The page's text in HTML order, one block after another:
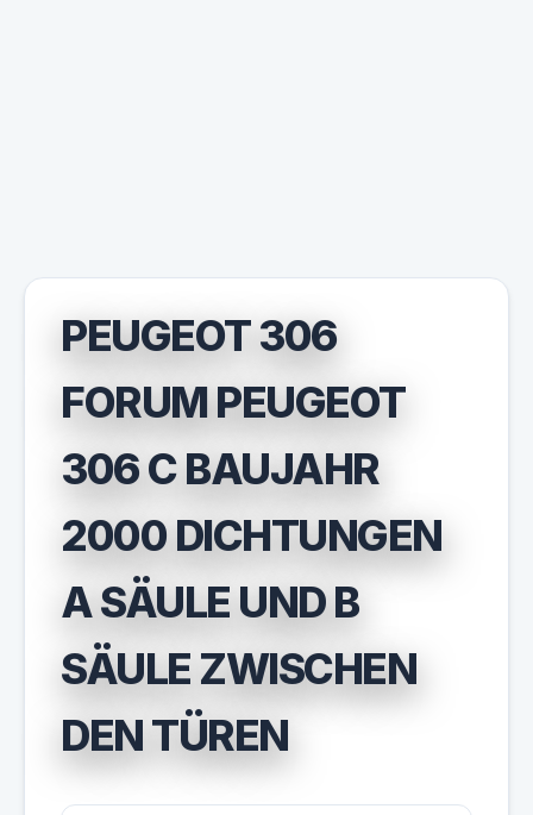
PEUGEOT 306
FORUM PEUGEOT
306 C BAUJAHR
2000 DICHTUNGEN
A SÄULE UND B
SÄULE ZWISCHEN
DEN TÜREN